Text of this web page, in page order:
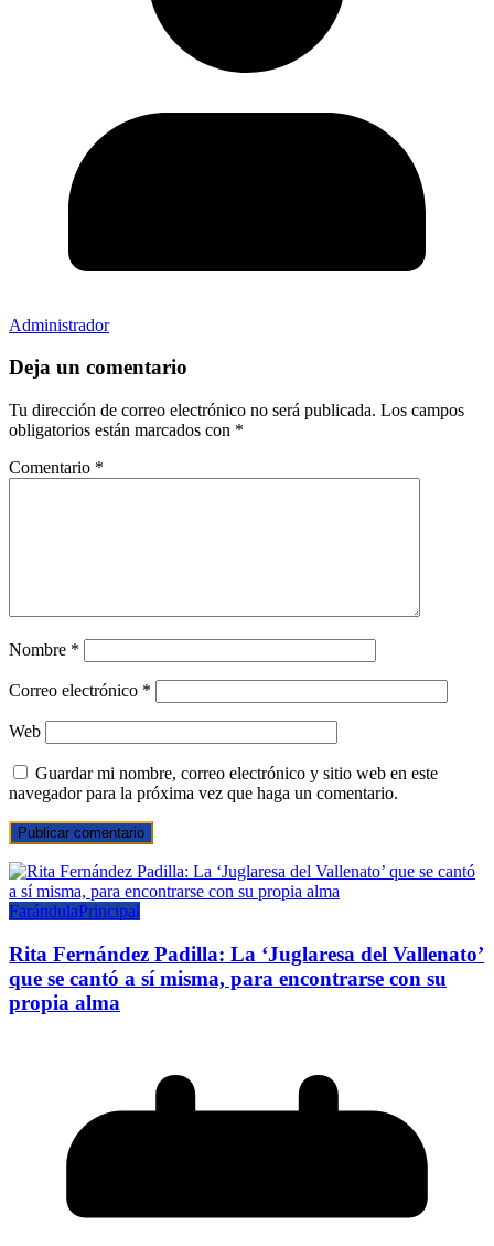
Administrador
Deja un comentario
Tu dirección de correo electrónico no será publicada. Los campos
obligatorios están marcados con *
Comentario *
Nombre *
Correo electrónico *
Web
Guardar mi nombre, correo electrónico y sitio web en este
navegador para la próxima vez que haga un comentario.
FarándulaPrincipal
Rita Fernández Padilla: La ‘Juglaresa del Vallenato’
que se cantó a sí misma, para encontrarse con su
propia alma